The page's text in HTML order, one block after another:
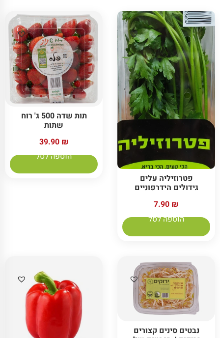
פטרוזיליה עלים
גידולים הידרפוניים
7.90 ₪
הוספה לסל
תות שדה 500 ג' רוח
שתות
39.90 ₪
הוספה לסל
נבטים סינים קצורים